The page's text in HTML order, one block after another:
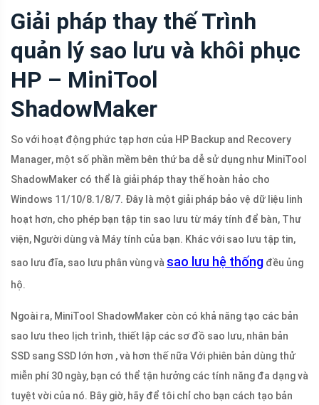
Giải pháp thay thế Trình
quản lý sao lưu và khôi phục
HP – MiniTool
ShadowMaker
So với hoạt động phức tạp hơn của HP Backup and Recovery
Manager, một số phần mềm bên thứ ba dễ sử dụng như MiniTool
ShadowMaker có thể là giải pháp thay thế hoàn hảo cho
Windows 11/10/8.1/8/7. Đây là một giải pháp bảo vệ dữ liệu linh
hoạt hơn, cho phép bạn tập tin sao lưu từ máy tính để bàn, Thư
viện, Người dùng và Máy tính của bạn. Khác với sao lưu tập tin,
sao lưu đĩa, sao lưu phân vùng và sao lưu hệ thống đều ủng
hộ.
Ngoài ra, MiniTool ShadowMaker còn có khả năng tạo các bản
sao lưu theo lịch trình, thiết lập các sơ đồ sao lưu, nhân bản
SSD sang SSD lớn hơn , và hơn thế nữa Với phiên bản dùng thử
miễn phí 30 ngày, bạn có thể tận hưởng các tính năng đa dạng và
tuyệt vời của nó. Bây giờ, hãy để tôi chỉ cho bạn cách tạo bản